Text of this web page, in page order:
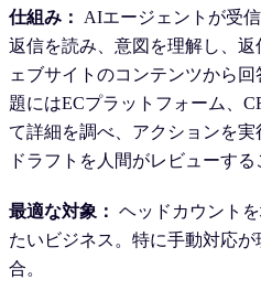
仕組み：
AIエージェントが受
返信を読み、意図を理解し、
ェブサイトのコンテンツから
題にはECプラットフォーム、
て詳細を調べ、アクションを
ドラフトを人間がレビューする
最適な対象： ヘッドカウント
たいビジネス。特に手動対応
合。